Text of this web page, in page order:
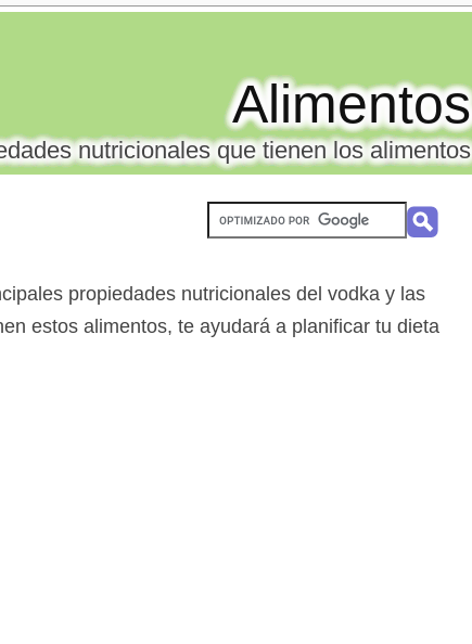
Alimentos
nutricionales que tienen los alimentos
propiedades nutricionales del vodka y las
estos alimentos, te ayudará a planificar tu dieta